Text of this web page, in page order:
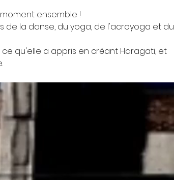
ensemble !
de la danse, du yoga, de l'acroyoga et du
qu'elle a appris en créant Haragati, et